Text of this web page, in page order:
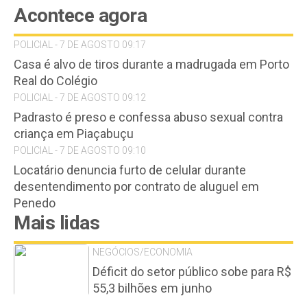
Acontece agora
POLICIAL - 7 DE AGOSTO 09:17
Casa é alvo de tiros durante a madrugada em Porto
Real do Colégio
POLICIAL - 7 DE AGOSTO 09:12
Padrasto é preso e confessa abuso sexual contra
criança em Piaçabuçu
POLICIAL - 7 DE AGOSTO 09:10
Locatário denuncia furto de celular durante
desentendimento por contrato de aluguel em
Penedo
Mais lidas
NEGÓCIOS/ECONOMIA
Déficit do setor público sobe para R$
55,3 bilhões em junho